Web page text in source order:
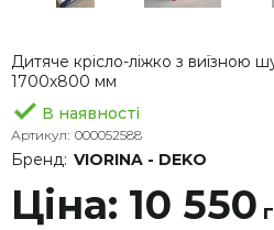
Дитяче крісло-ліжко з виїзною
1700х800 мм
В наявності
Артикул: 000052588
Бренд: VIORINA - DEKO
Ціна: 10 550